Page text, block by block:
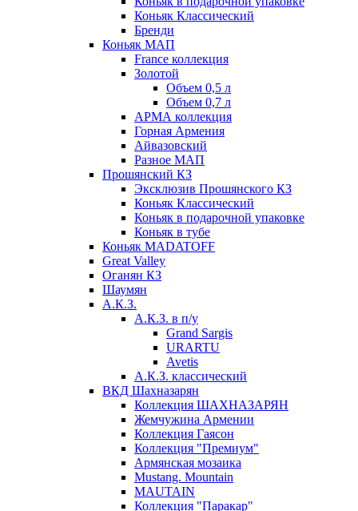
Коньяк Классический
Бренди
Коньяк МАП
France коллекция
Золотой
Объем 0,5 л
Объем 0,7 л
АРМА коллекция
Горная Армения
Айвазовский
Разное МАП
Прошянский КЗ
Эксклюзив Прошянского КЗ
Коньяк Классический
Коньяк в подарочной упаковке
Коньяк в тубе
Коньяк MADATOFF
Great Valley
Оганян КЗ
Шаумян
А.К.З.
А.К.З. в п/у
Grand Sargis
URARTU
Avetis
А.К.З. классический
ВКД Шахназарян
Коллекция ШАХНАЗАРЯН
Жемчужина Армении
Коллекция Гаясон
Коллекция "Премиум"
Армянская мозаика
Mustang. Mountain
MAUTAIN
Коллекция "Паракар"